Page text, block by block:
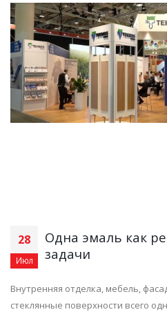
28
Июл
Одна эмаль как
задачи
Внутренняя отделка, мебель,
стеклянные поверхности всего